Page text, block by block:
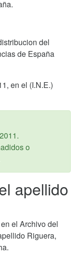
del
de España
en el (I.N.E.)
2011.
o
apellido
el Archivo del
Riguera,